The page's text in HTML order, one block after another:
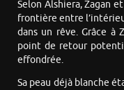
Selon Alshiera, Zagan
frontière entre
dans un rêve. Grâce à
point de retour
effondrée.
Sa peau déjà blanche